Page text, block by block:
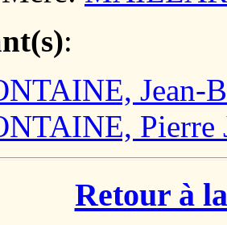
:
Jean-
Pierre
Retour à